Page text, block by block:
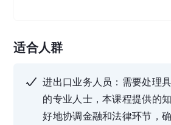
适合人群
进出口业务人员：需要处理
的专业人士，本课程提供的
好地协调金融和法律环节，